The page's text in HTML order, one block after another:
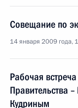
Совещание по
14 января 2009 года,
Рабочая
Правительства
Кудриным